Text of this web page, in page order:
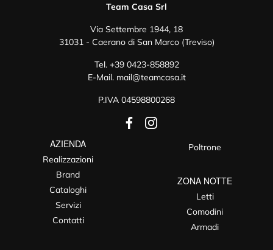
Team Casa Srl
Via Settembre 1944, 18
31031 - Caerano di San Marco (Treviso)
Tel. +39 0423-858892
E-Mail. mail@teamcasa.it
P.IVA 04598800268
AZIENDA
Realizzazioni
Brand
Cataloghi
Servizi
Contatti
Poltrone
ZONA NOTTE
Letti
Comodini
Armadi